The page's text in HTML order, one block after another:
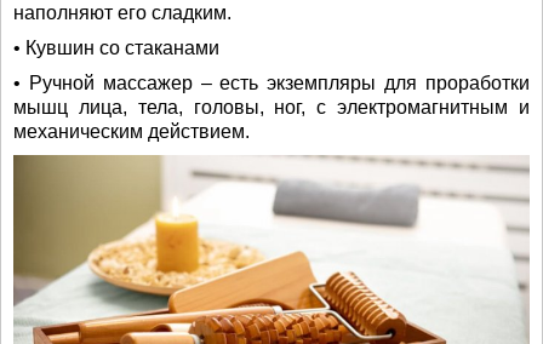
наполняют его сладким.
• Кувшин со стаканами
• Ручной массажер – есть экземпляры для проработки
мышц лица, тела, головы, ног, с электромагнитным и
механическим действием.